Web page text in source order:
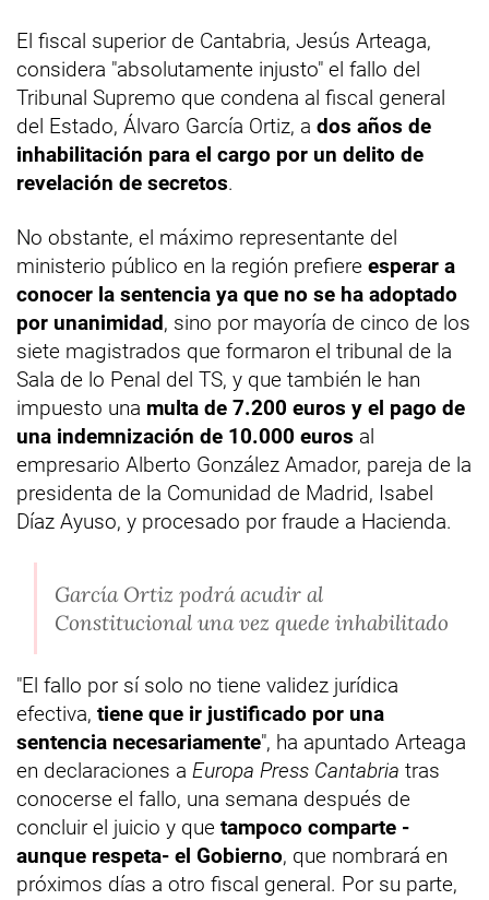
El fiscal superior de Cantabria, Jesús Arteaga,
considera "absolutamente injusto" el fallo del
Tribunal Supremo que condena al fiscal general
del Estado, Álvaro García Ortiz, a dos años de
inhabilitación para el cargo por un delito de
revelación de secretos.
No obstante, el máximo representante del
ministerio público en la región prefiere esperar a
conocer la sentencia ya que no se ha adoptado
por unanimidad, sino por mayoría de cinco de los
siete magistrados que formaron el tribunal de la
Sala de lo Penal del TS, y que también le han
impuesto una multa de 7.200 euros y el pago de
una indemnización de 10.000 euros al
empresario Alberto González Amador, pareja de la
presidenta de la Comunidad de Madrid, Isabel
Díaz Ayuso, y procesado por fraude a Hacienda.
García Ortiz podrá acudir al
Constitucional una vez quede inhabilitado
"El fallo por sí solo no tiene validez jurídica
efectiva, tiene que ir justificado por una
sentencia necesariamente", ha apuntado Arteaga
en declaraciones a Europa Press Cantabria tras
conocerse el fallo, una semana después de
concluir el juicio y que tampoco comparte -
aunque respeta- el Gobierno, que nombrará en
próximos días a otro fiscal general. Por su parte,